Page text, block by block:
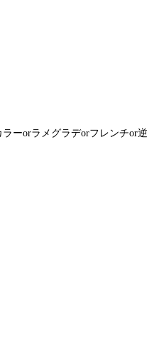
ーorラメグラデorフレンチor逆